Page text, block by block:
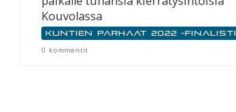
Kouvolassa
Kuntien parhaat 2022 -finalisti
0 kommentit